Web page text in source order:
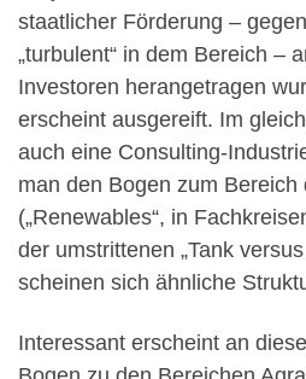
staatlicher Förderung –
„turbulent“ in dem Bereich –
Investoren herangetragen
erscheint ausgereift. Im
auch eine Consulting-
man den Bogen zum Bereich
(„Renewables“, in
der umstrittenen „Tank
scheinen sich ähnliche
Interessant erscheint an